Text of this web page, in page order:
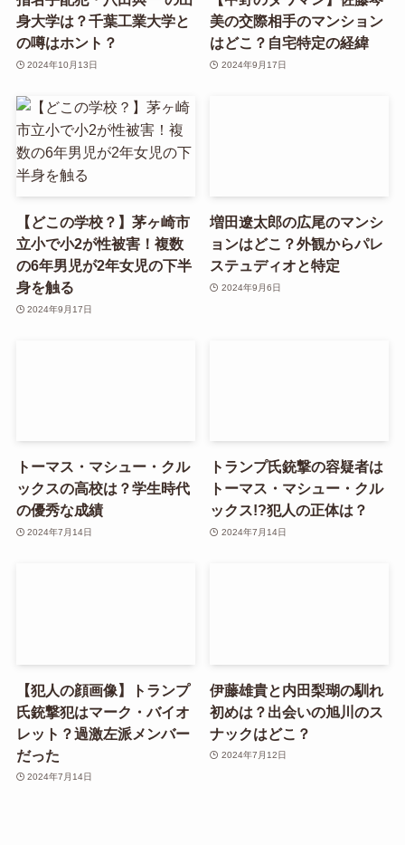
身大学は？千葉工業大学と
の噂はホント？
2024年10月13日
美の交際相手のマンション
はどこ？自宅特定の経緯
2024年9月17日
【どこの学校？】茅ヶ崎市
立小で小2が性被害！複数
の6年男児が2年女児の下半
身を触る
2024年9月17日
増田遼太郎の広尾のマンシ
ョンはどこ？外観からパレ
ステュディオと特定
2024年9月6日
トーマス・マシュー・クル
ックスの高校は？学生時代
の優秀な成績
2024年7月14日
トランプ氏銃撃の容疑者は
トーマス・マシュー・クル
ックス!?犯人の正体は？
2024年7月14日
【犯人の顔画像】トランプ
氏銃撃犯はマーク・バイオ
レット？過激左派メンバー
だった
2024年7月14日
伊藤雄貴と内田梨瑚の馴れ
初めは？出会いの旭川のス
ナックはどこ？
2024年7月12日